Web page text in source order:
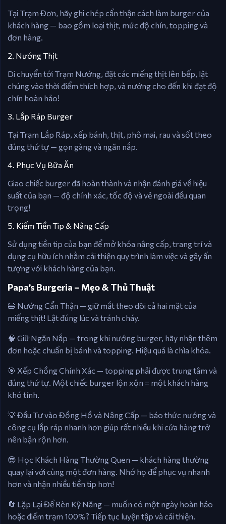
Tại Trạm Đơn, hãy ghi chép cẩn thận cách làm burger của
khách hàng — bao gồm loại thịt, mức độ chín, topping và
đơn hàng.
2. Nướng Thịt
Di chuyển tới Trạm Nướng, đặt các miếng thịt lên bếp, lật
chúng vào thời điểm thích hợp, và nướng cho đến khi đạt độ
chín hoàn hảo!
3. Lắp Ráp Burger
Tại Trạm Lắp Ráp, xếp bánh, thịt, phô mai, rau và sốt theo
đúng thứ tự — gọn gàng và ngăn nắp.
4. Phục Vụ Bữa Ăn
Giao chiếc burger đã hoàn thành và nhận đánh giá về hiệu
suất của bạn — độ chính xác, tốc độ và vẻ ngoài đều quan
trọng!
5. Kiếm Tiền Tip & Nâng Cấp
Sử dụng tiền tip của bạn để mở khóa nâng cấp, trang trí và
dụng cụ hữu ích nhằm cải thiện quy trình làm việc và gây ấn
tượng với khách hàng của bạn.
Papa’s Burgeria – Mẹo & Thủ Thuật
🍔 Nướng Cẩn Thận — giữ mắt theo dõi cả hai mặt của
miếng thịt! Lật đúng lúc và tránh cháy.
🧠 Giữ Ngăn Nắp — trong khi nướng burger, hãy nhận thêm
đơn hoặc chuẩn bị bánh và topping. Hiệu quả là chìa khóa.
🎯 Xếp Chồng Chính Xác — topping phải được trung tâm và
đúng thứ tự. Một chiếc burger lộn xộn = một khách hàng
khó tính.
💡 Đầu Tư vào Đồng Hồ và Nâng Cấp — báo thức nướng và
công cụ lắp ráp nhanh hơn giúp rất nhiều khi cửa hàng trở
nên bận rộn hơn.
😎 Học Khách Hàng Thường Quen — khách hàng thường
quay lại với cùng một đơn hàng. Nhớ họ để phục vụ nhanh
hơn và nhận nhiều tiền tip hơn!
🔄 Lặp Lại Để Rèn Kỹ Năng — muốn có một ngày hoàn hảo
hoặc điểm trạm 100%? Tiếp tục luyện tập và cải thiện.